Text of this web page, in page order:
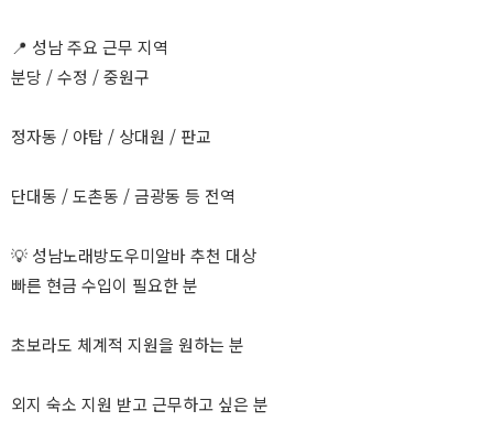
📍 성남 주요 근무 지역
분당 / 수정 / 중원구
정자동 / 야탑 / 상대원 / 판교
단대동 / 도촌동 / 금광동 등 전역
💡 성남노래방도우미알바 추천 대상
빠른 현금 수입이 필요한 분
초보라도 체계적 지원을 원하는 분
외지 숙소 지원 받고 근무하고 싶은 분